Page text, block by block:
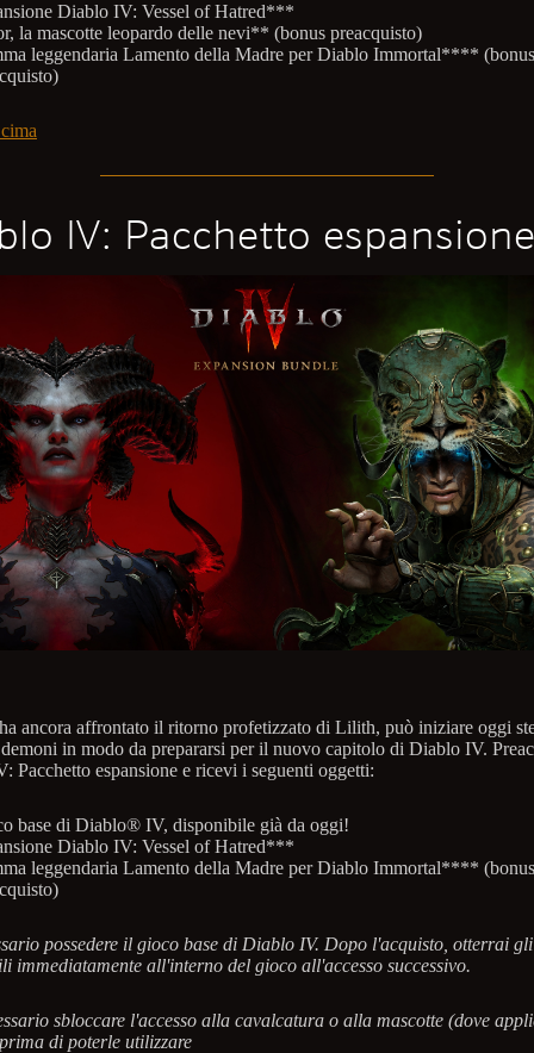
Diablo IV: Vessel of Hatred***
la mascotte leopardo delle nevi** (bonus preacquisto)
leggendaria Lamento della Madre per Diablo Immortal**** (bonus
IV: Pacchetto espansione
ancora affrontato il ritorno profetizzato di Lilith, può iniziare oggi
in modo da prepararsi per il nuovo capitolo di Diablo IV.
Pacchetto espansione e ricevi i seguenti oggetti:
base di Diablo® IV, disponibile già da oggi!
Diablo IV: Vessel of Hatred***
leggendaria Lamento della Madre per Diablo Immortal**** (bonus
possedere il gioco base di Diablo IV. Dopo l'acquisto, otterrai
immediatamente all'interno del gioco all'accesso successivo.
sbloccare l'accesso alla cavalcatura o alla mascotte (dove
di poterle utilizzare